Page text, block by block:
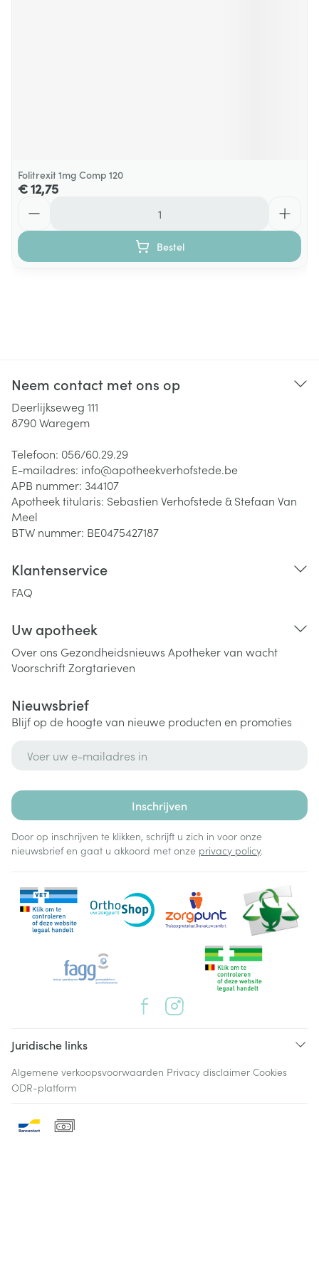
Folitrexit 1mg Comp 120
€ 12,75
Bestel
Neem contact met ons op
Deerlijkseweg 111
8790Waregem
Telefoon: 056/60.29.29
E-mailadres: info@apotheekverhofstede.be
APB nummer: 344107
Apotheek titularis: Sebastien Verhofstede & Stefaan Van
Meel
BTW nummer: BE0475427187
Klantenservice
FAQ
Uw apotheek
Over ons Gezondheidsnieuws Apotheker van wacht
VoorschriftZorgtarieven
Nieuwsbrief
Blijf op de hoogte van nieuwe producten en promoties
Inschrijven
Door op inschrijven te klikken, schrijft u zich in voor onze
nieuwsbrief en gaat u akkoord met onze privacy policy.
Juridische links
Algemene verkoopsvoorwaarden Privacy disclaimer Cookies
ODR-platform